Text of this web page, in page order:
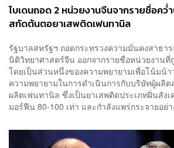
ไบเดนถอด 2 หน่วยงานจีนจากรายชื่อคว่
สกัดต้นตอยาเสพติดเฟนทานิล
รัฐบาลสหรัฐฯ ถอดกระทรวงความมั่นคงสาธ
นิติวิทยาศาสตร์จีน ออกจากรายชื่อหน่วยงานที่
โดยเป็นส่วนหนึ่งของความพยายามเพื่อโน้มน้า
ความพยายามในการดำเนินการกับบริษัทผู้ผลิ
ผลิตเฟนทานิล ซึ่งเป็นยาเสพติดประเภทฝิ่นสัง
มอร์ฟีน 80-100 เท่า และกำลังแพร่กระจายอย่า